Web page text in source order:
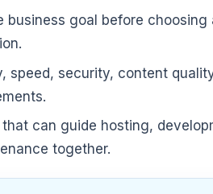
business goal before choosing
speed, security, content
can guide hosting,
together.